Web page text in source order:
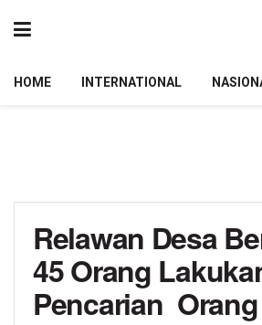
HOME INTERNATIONAL
Relawan Desa
45 Orang
Pencarian